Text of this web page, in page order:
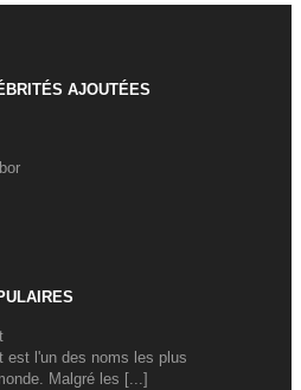
AJOUTÉES
est l'un des noms les plus
Malgré les [...]